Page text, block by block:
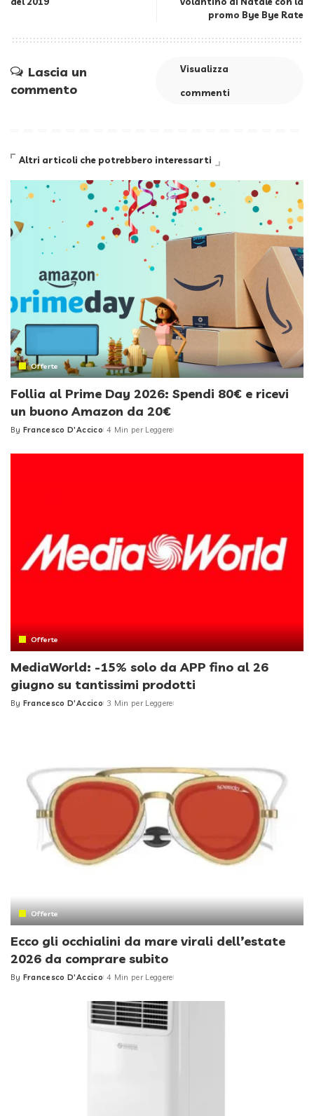
promo Bye Bye Rate
Lascia un
commento
Visualizza
commenti
Altri articoli che potrebbero interessarti
Offerte
Follia al Prime Day 2026: Spendi 80€ e ricevi
un buono Amazon da 20€
Posted
By Francesco D'Accico 4 Min per Leggere
Offerte
MediaWorld: -15% solo da APP fino al 26
giugno su tantissimi prodotti
Posted
By Francesco D'Accico 3 Min per Leggere
Offerte
Ecco gli occhialini da mare virali dell’estate
2026 da comprare subito
Posted
By Francesco D'Accico 4 Min per Leggere